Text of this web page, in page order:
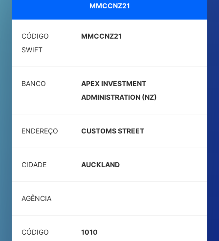
MMCCNZ21
CÓDIGO
SWIFT
MMCCNZ21
BANCO
APEX INVESTMENT
ADMINISTRATION (NZ)
ENDEREÇO CUSTOMS STREET
CIDADE AUCKLAND
AGÊNCIA
CÓDIGO
1010